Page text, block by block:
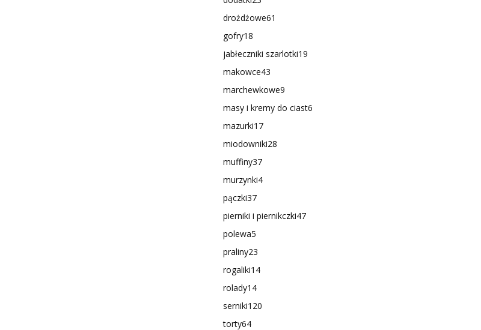
drożdżowe61
gofry18
jabłeczniki szarlotki19
makowce43
marchewkowe9
masy i kremy do ciast6
mazurki17
miodowniki28
muffiny37
murzynki4
pączki37
pierniki i piernikczki47
polewa5
praliny23
rogaliki14
rolady14
serniki120
torty64